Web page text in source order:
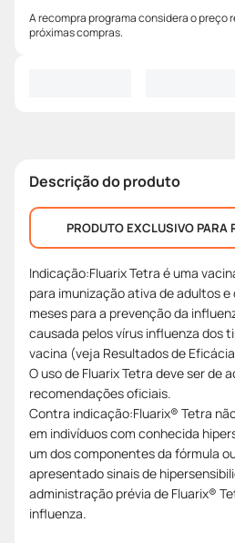
A recompra programa considera o preço
próximas compras.
Descrição do produto
PRODUTO EXCLUSIVO PARA
Indicação:Fluarix Tetra é uma
para imunização ativa de adultos
meses para a prevenção da
causada pelos vírus influenza dos
vacina (veja Resultados de
O uso de Fluarix Tetra deve ser de
recomendações oficiais.
Contra indicação:Fluarix® Tetra
em indivíduos com conhecida
um dos componentes da fórmula
apresentado sinais de
administração prévia de Fluarix®
influenza.